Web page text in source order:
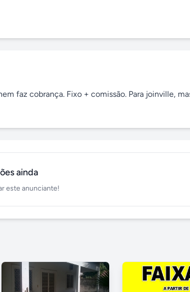
faz cobrança. Fixo + comissão. Para joinville,
ainda
este anunciante!